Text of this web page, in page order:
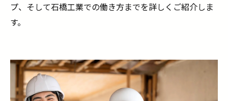
プ、そして石橋工業での働き方までを詳しくご紹介しま
す。